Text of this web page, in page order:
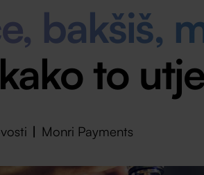
bakšiš,
to
Monri Payments